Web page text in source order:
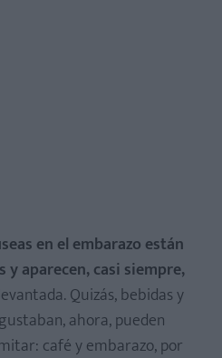
en el embarazo están
y aparecen, casi siempre,
Quizás, bebidas y
ahora, pueden
café y embarazo, por